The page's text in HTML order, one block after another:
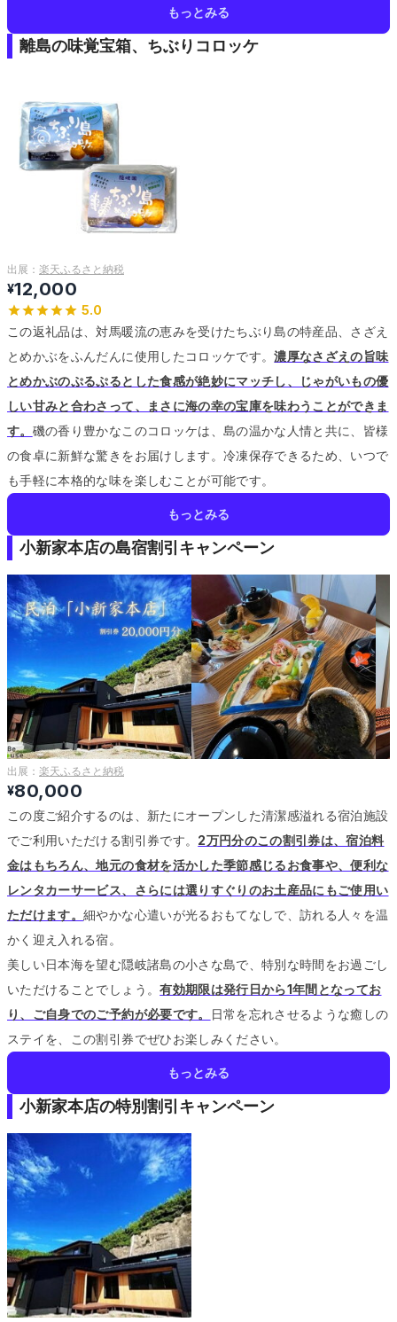
もっとみる
離島の味覚宝箱、ちぶりコロッケ
出展： 楽天ふるさと納税
¥12,000
5.0
この返礼品は、対馬暖流の恵みを受けたちぶり島の特産品、さざえ
とめかぶをふんだんに使用したコロッケです。濃厚なさざえの旨味
とめかぶのぷるぷるとした食感が絶妙にマッチし、じゃがいもの優
しい甘みと合わさって、まさに海の幸の宝庫を味わうことができま
す。 磯の香り豊かなこのコロッケは、島の温かな人情と共に、皆様
の食卓に新鮮な驚きをお届けします。 冷凍保存できるため、いつで
も手軽に本格的な味を楽しむことが可能です。
もっとみる
小新家本店の島宿割引キャンペーン
出展： 楽天ふるさと納税
¥80,000
この度ご紹介するのは、新たにオープンした清潔感溢れる宿泊施設
でご利用いただける割引券です。 2万円分のこの割引券は、宿泊料
金はもちろん、地元の食材を活かした季節感じるお食事や、便利な
レンタカーサービス、さらには選りすぐりのお土産品にもご使用い
ただけます。細やかな心遣いが光るおもてなしで、訪れる人々を温
かく迎え入れる宿。
美しい日本海を望む隠岐諸島の小さな島で、特別な時間をお過ごし
いただけることでしょう。有効期限は発行日から1年間となってお
り、ご自身でのご予約が必要です。
日常を忘れさせるような癒しの
ステイを、この割引券でぜひお楽しみください。
もっとみる
小新家本店の特別割引キャンペーン